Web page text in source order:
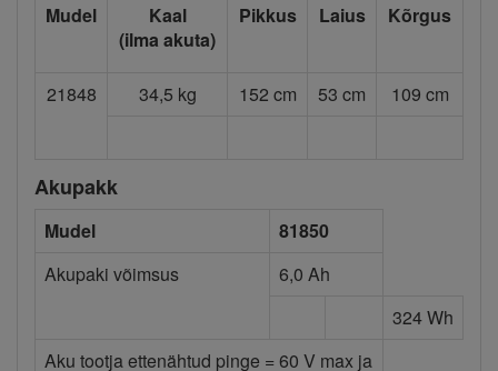
Mudel
Kaal
(ilma akuta)
Pikkus Laius Kõrgus
21848 34,5 kg 152 cm 53 cm 109 cm
Akupakk
Mudel
81850
Akupaki võimsus
6,0 Ah
324 Wh
Aku tootja ettenähtud pinge = 60 V max ja